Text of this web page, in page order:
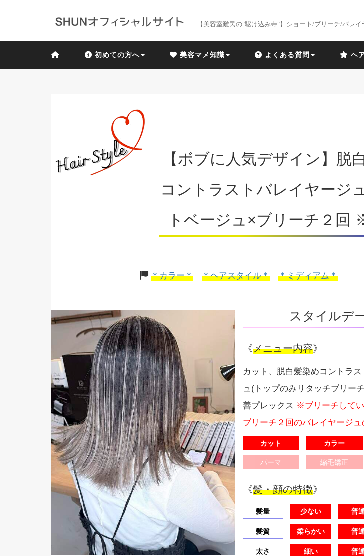
【美容室難民の"駆け込み寺"】ショート/ブリーチ/バレ
初めての方へ 美容マメ知識 よくある質問 ヘ
【ボブに人気デザイン】脱
コントラストバレイヤージ
トベージュ×ブリーチ２回
＊カラー＊ ＊ヘアスタイル＊ ＊ミディアム＊
スタイルデ
《メニュー内容》
カット、脱白髪染めコントラ
ュ(トップのみリタッチブリー
善プレックス ※ブリーチして
ブリーチ２回のバレイヤージ
カット カラー
パーマ 縮毛矯正
《髪・顔の特徴》
髪量 少ない 普
髪質 柔らかい 普
太さ 細い 普